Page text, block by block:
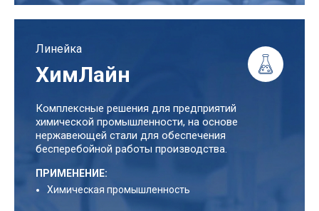
Линейка
ХимЛайн
Комплексные решения для предприятий
химической промышленности, на основе
нержавеющей стали для обеспечения
бесперебойной работы производства.
ПРИМЕНЕНИЕ:
Химическая промышленность